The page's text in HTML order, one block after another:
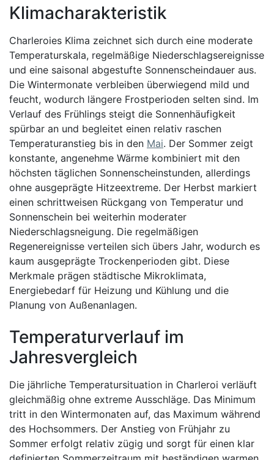
Klimacharakteristik
Charleroies Klima zeichnet sich durch eine moderate
Temperaturskala, regelmäßige Niederschlagsereignisse
und eine saisonal abgestufte Sonnenscheindauer aus.
Die Wintermonate verbleiben überwiegend mild und
feucht, wodurch längere Frostperioden selten sind. Im
Verlauf des Frühlings steigt die Sonnenhäufigkeit
spürbar an und begleitet einen relativ raschen
Temperaturanstieg bis in den Mai. Der Sommer zeigt
konstante, angenehme Wärme kombiniert mit den
höchsten täglichen Sonnenscheinstunden, allerdings
ohne ausgeprägte Hitzeextreme. Der Herbst markiert
einen schrittweisen Rückgang von Temperatur und
Sonnenschein bei weiterhin moderater
Niederschlagsneigung. Die regelmäßigen
Regenereignisse verteilen sich übers Jahr, wodurch es
kaum ausgeprägte Trockenperioden gibt. Diese
Merkmale prägen städtische Mikroklimata,
Energiebedarf für Heizung und Kühlung und die
Planung von Außenanlagen.
Temperaturverlauf im
Jahresvergleich
Die jährliche Temperatursituation in Charleroi verläuft
gleichmäßig ohne extreme Ausschläge. Das Minimum
tritt in den Wintermonaten auf, das Maximum während
des Hochsommers. Der Anstieg von Frühjahr zu
Sommer erfolgt relativ zügig und sorgt für einen klar